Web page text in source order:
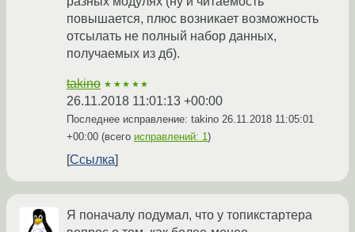
повышается, плюс возникает возможность
отсылать не полный набор данных,
получаемых из дб).
takino ★★★★★
26.11.2018 11:01:13 +00:00
Последнее исправление: takino 26.11.2018 11:05:01
+00:00 (всего исправлений: 1)
Ссылка
Я поначалу подумал, что у топикстартера